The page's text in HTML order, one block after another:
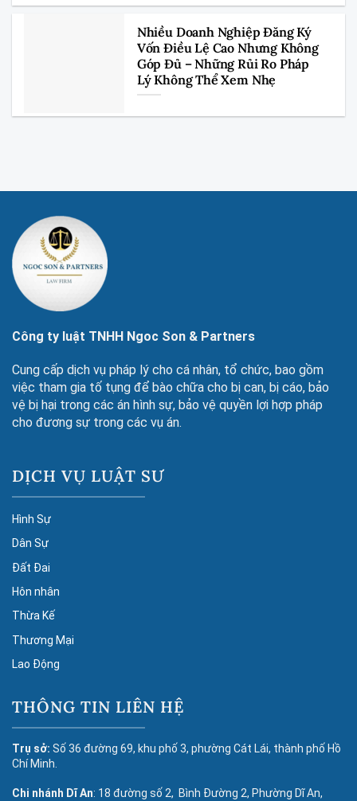
Nhiều Doanh Nghiệp Đăng Ký
Vốn Điều Lệ Cao Nhưng Không
Góp Đủ – Những Rủi Ro Pháp
Lý Không Thể Xem Nhẹ
Công ty luật TNHH Ngoc Son & Partners
Cung cấp dịch vụ pháp lý cho cá nhân, tổ chức, bao gồm
việc tham gia tố tụng để bào chữa cho bị can, bị cáo, bảo
vệ bị hại trong các án hình sự, bảo vệ quyền lợi hợp pháp
cho đương sự trong các vụ án.
DỊCH VỤ LUẬT SƯ
Hình Sự
Dân Sự
Đất Đai
Hôn nhân
Thừa Kế
Thương Mại
Lao Động
THÔNG TIN LIÊN HỆ
Trụ sở: Số 36 đường 69, khu phố 3, phường Cát Lái, thành phố Hồ
Chí Minh.
Chi nhánh Dĩ An: 18 đường số 2, Bình Đường 2, Phường Dĩ An,